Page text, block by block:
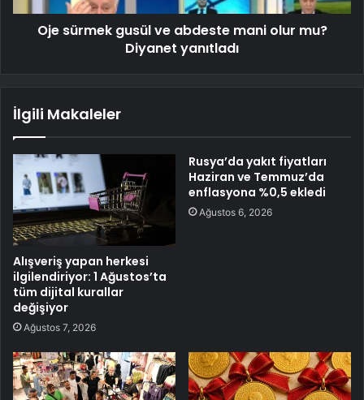
Oje sürmek gusül ve abdeste mani olur mu?
Diyanet yanıtladı
İlgili Makaleler
Alışveriş yapan herkesi
ilgilendiriyor: 1 Ağustos’ta
tüm dijital kurallar
değişiyor
Ağustos 7, 2026
Rusya’da yakıt fiyatları
Haziran ve Temmuz’da
enflasyona %0,5 ekledi
Ağustos 6, 2026